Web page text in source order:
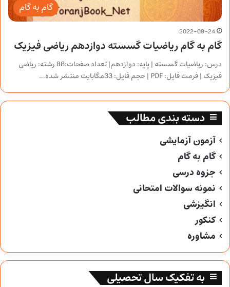
گام به گام
2022-09-24
گام به گام ریاضیات گسسته دوازدهم ریاضی فیزیک
درس: ریاضیات گسسته | پایه: دوازدهم| تعداد صفحات:88 رشته: ریاضی
فیزیک | فرمت فایل: PDF | حجم فایل: 33مگابایت منتشر شده…
دسته بندی مطالب
آزمون آزمایشی
گام به گام
جزوه درسی
نمونه سوالات امتحانی
انگیزشی
کنکور
مشاوره
به تفکیک سال تحصیلی